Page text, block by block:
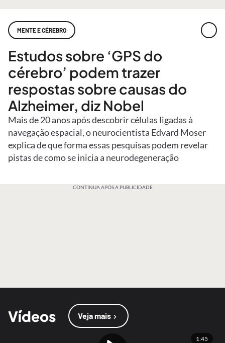
MENTE E CÉREBRO
Estudos sobre ‘GPS do
cérebro’ podem trazer
respostas sobre causas do
Alzheimer, diz Nobel
Mais de 20 anos após descobrir células ligadas à
navegação espacial, o neurocientista Edvard Moser
explica de que forma essas pesquisas podem revelar
pistas de como se inicia a neurodegeneração
CONTINUA APÓS A PUBLICIDADE
Vídeos Veja mais
1:45